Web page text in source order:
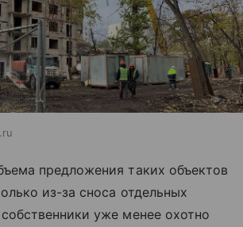
предложения таких объектов
из-за сноса отдельных
уже менее охотно